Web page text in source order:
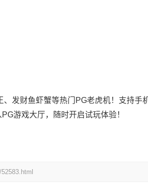
发财鱼虾蟹等热门PG老虎机！支持手
游戏大厅，随时开启试玩体验！